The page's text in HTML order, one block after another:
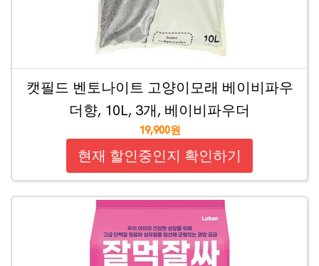
캣필드 벤토나이트 고양이모래 베이비파우
더향, 10L, 3개, 베이비파우더
19,900원
현재 할인중인지 확인하기